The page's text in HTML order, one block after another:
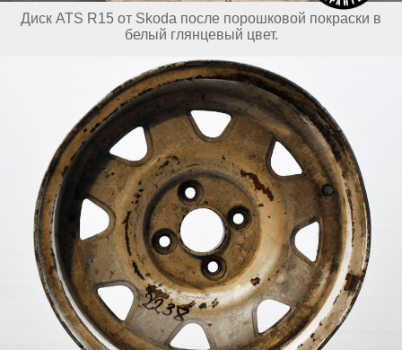
Диск ATS R15 от Skoda после порошковой покраски в
белый глянцевый цвет.